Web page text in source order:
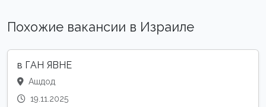
Похожие вакансии в Израиле
в ГАН ЯВНЕ
Ашдод
19.11.2025